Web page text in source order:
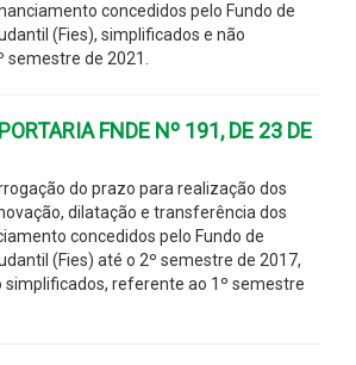
concedidos pelo Fundo de
(Fies), simplificados e não
semestre de 2021.
FNDE Nº 191, DE 23 DE
do prazo para realização dos
dilatação e transferência dos
concedidos pelo Fundo de
(Fies) até o 2º semestre de 2017,
simplificados, referente ao 1º semestre